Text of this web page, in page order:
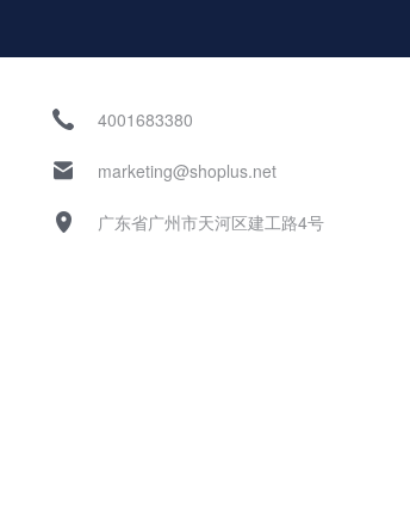
4001683380
marketing@shoplus.net
广东省广州市天河区建工路4号